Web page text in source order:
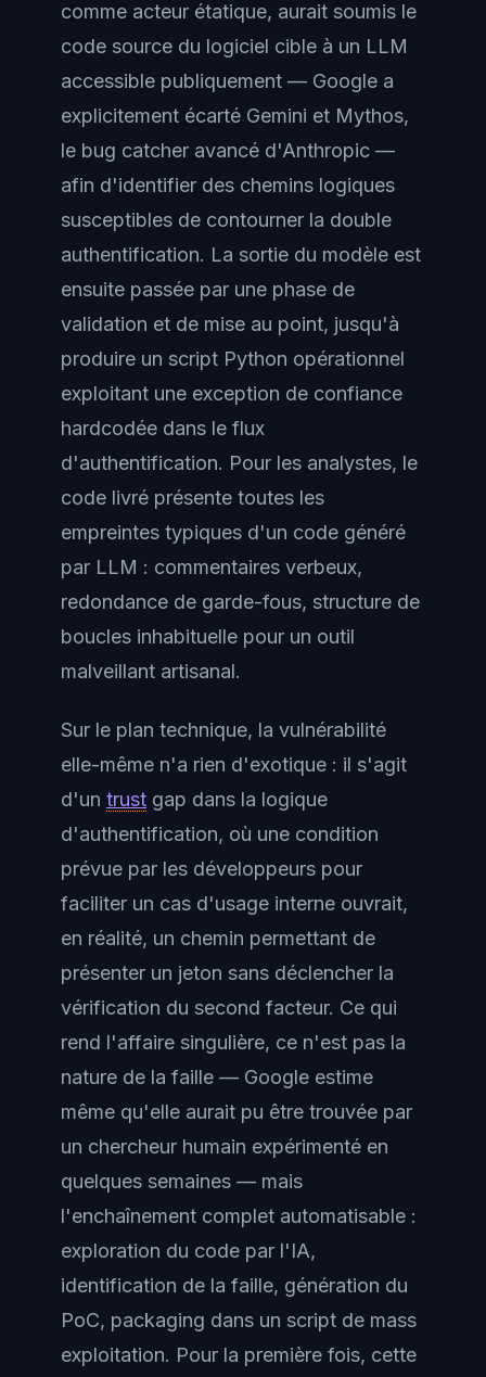
comme acteur étatique, aurait soumis le
code source du logiciel cible à un LLM
accessible publiquement — Google a
explicitement écarté Gemini et Mythos,
le bug catcher avancé d'Anthropic —
afin d'identifier des chemins logiques
susceptibles de contourner la double
authentification. La sortie du modèle est
ensuite passée par une phase de
validation et de mise au point, jusqu'à
produire un script Python opérationnel
exploitant une exception de confiance
hardcodée dans le flux
d'authentification. Pour les analystes, le
code livré présente toutes les
empreintes typiques d'un code généré
par LLM : commentaires verbeux,
redondance de garde-fous, structure de
boucles inhabituelle pour un outil
malveillant artisanal.
Sur le plan technique, la vulnérabilité
elle-même n'a rien d'exotique : il s'agit
d'un trust gap dans la logique
d'authentification, où une condition
prévue par les développeurs pour
faciliter un cas d'usage interne ouvrait,
en réalité, un chemin permettant de
présenter un jeton sans déclencher la
vérification du second facteur. Ce qui
rend l'affaire singulière, ce n'est pas la
nature de la faille — Google estime
même qu'elle aurait pu être trouvée par
un chercheur humain expérimenté en
quelques semaines — mais
l'enchaînement complet automatisable :
exploration du code par l'IA,
identification de la faille, génération du
PoC, packaging dans un script de mass
exploitation. Pour la première fois, cette